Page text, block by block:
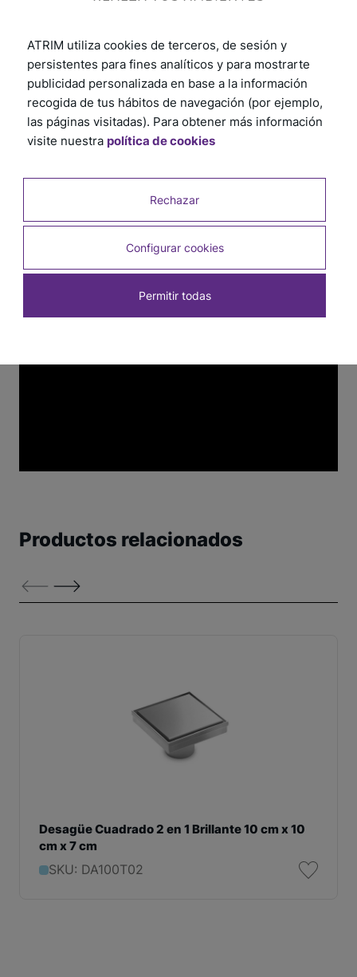
Descubrí cómo instalar nuestros productos paso a
paso. Explorá los tutoriales desde la preparación
hasta el acabado final. Garantizamos que tendrás
todo lo necesario para una instalación sin
recomendaciones útiles, te aseguramos un proceso
¡Hacé clic aquí y comenzá ahora!
Ver otros tutoriales
Productos relacionados
Desagüe Cuadrado 2 en 1 Brillante 10 cm x 10
cm x 7 cm
SKU: DA100T02
ATRIM utiliza cookies de terceros, de sesión y
persistentes para fines analíticos y para mostrarte
publicidad personalizada en base a la información
recogida de tus hábitos de navegación (por ejemplo,
las páginas visitadas). Para obtener más información
visite nuestra política de cookies
Rechazar
Configurar cookies
Permitir todas